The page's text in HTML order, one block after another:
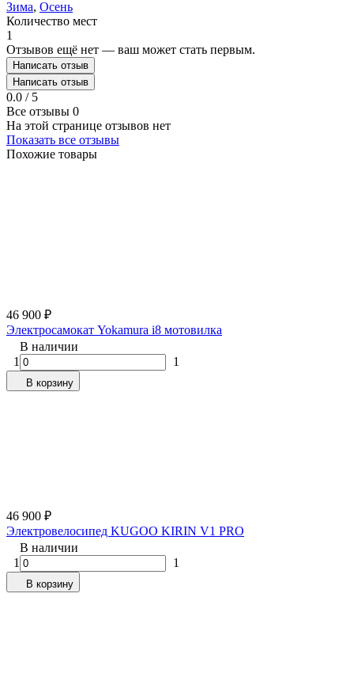
Зима, Осень
Количество мест
1
Отзывов ещё нет — ваш может стать первым.
Написать отзыв
Написать отзыв
0.0 / 5
Все отзывы 0
На этой странице отзывов нет
Показать все отзывы
Похожие товары
46 900 ₽
Электросамокат Yokamura i8 мотовилка
В наличии
1
1
В корзину
46 900 ₽
Электровелосипед KUGOO KIRIN V1 PRO
В наличии
1
1
В корзину